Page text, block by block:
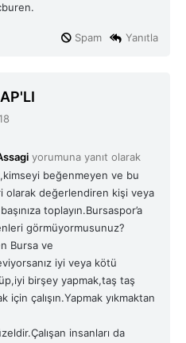
Yanıtla
Spam
yorumuna yanıt olarak
beğenmeyen ve bu
olarak değerlendiren kişi veya
toplayın.Bursaspor’a
görmüyormusunuz?
Bursa ve
iyi veya kötü
birşey yapmak,taş taş
için çalışın.Yapmak yıkmaktan
insanları da